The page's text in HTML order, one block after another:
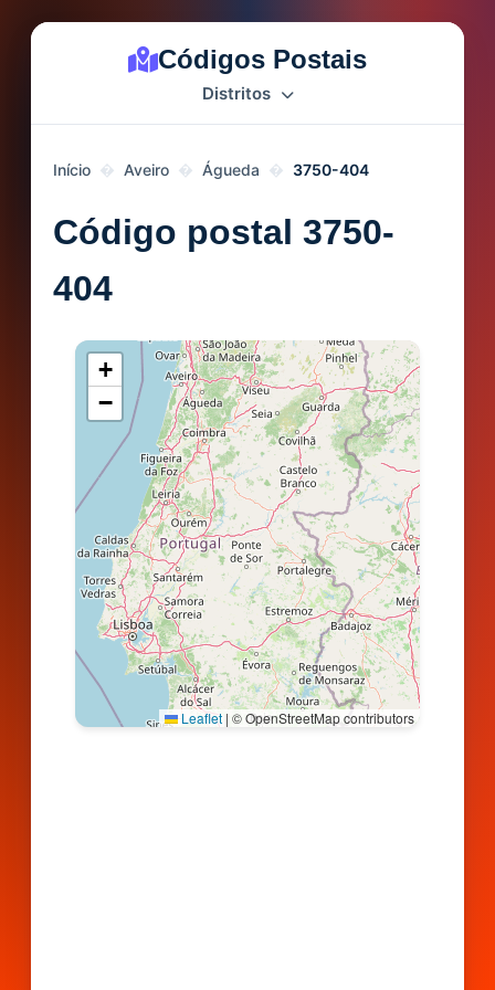
Códigos Postais
Distritos
Início Aveiro Águeda 3750-404
Código postal 3750-
404
+
−
Leaflet | © OpenStreetMap contributors